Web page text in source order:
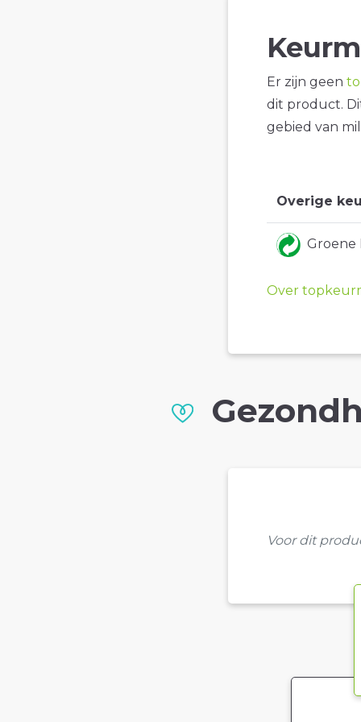
Er zijn geen
dit product.
gebied van
Overige
Groene
Over
Voor dit